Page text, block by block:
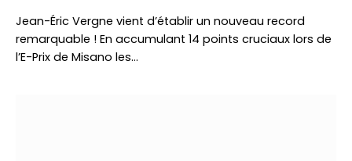
Jean-Éric Vergne vient d’établir un nouveau record
remarquable ! En accumulant 14 points cruciaux lors de
l’E-Prix de Misano les…